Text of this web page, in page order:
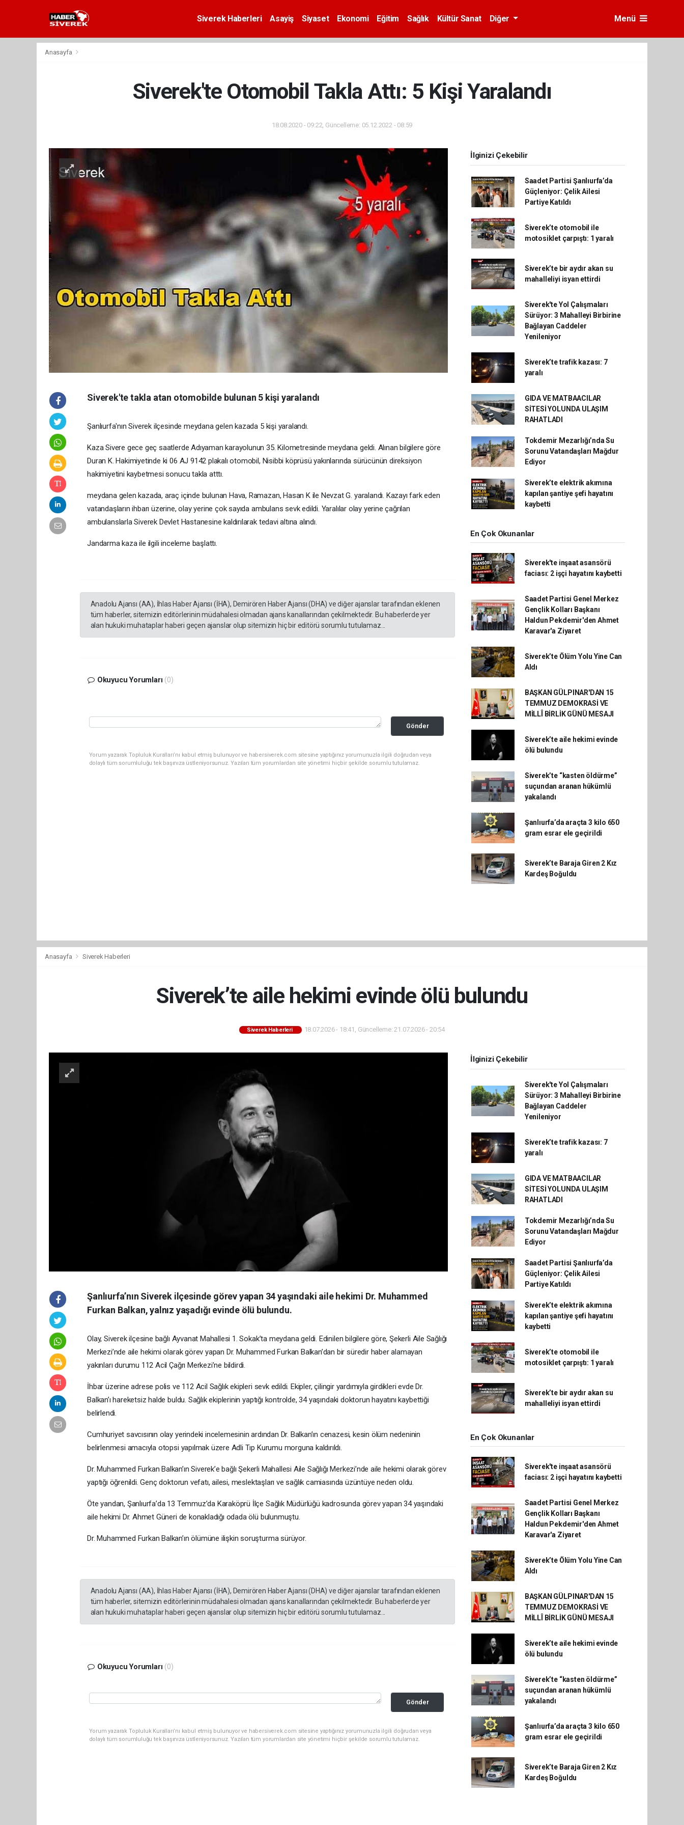
Siverek Haberleri Asayiş Siyaset Ekonomi Eğitim Sağlık Kültür Sanat Diğer Menü
Anasayfa
Siverek'te Otomobil Takla Attı: 5 Kişi Yaralandı
18.08.2020 - 09:22, Güncelleme: 05.12.2022 - 08:59
Siverek'te takla atan otomobilde bulunan 5 kişi yaralandı
Şanlıurfa'nın Siverek ilçesinde meydana gelen kazada 5 kişi yaralandı.
Kaza Sivere gece geç saatlerde Adıyaman karayolunun 35. Kilometresinde meydana geldi. Alınan bilgilere göre
Duran K. Hakimiyetinde ki 06 AJ 9142 plakalı otomobil, Nisibbi köprüsü yakınlarında sürücünün direksiyon
hakimiyetini kaybetmesi sonucu takla atttı.
meydana gelen kazada, araç içinde bulunan Hava, Ramazan, Hasan K ile Nevzat G. yaralandı. Kazayı fark eden
vatandaşların ihbarı üzerine, olay yerine çok sayıda ambulans sevk edildi. Yaralılar olay yerine çağrılan
ambulanslarla Siverek Devlet Hastanesine kaldırılarak tedavi altına alındı.
Jandarma kaza ile ilgili inceleme başlattı.
Anadolu Ajansı (AA), İhlas Haber Ajansı (İHA), Demirören Haber Ajansı (DHA) ve diğer ajanslar tarafından eklenen
tüm haberler, sitemizin editörlerinin müdahalesi olmadan ajans kanallarından çekilmektedir. Bu haberlerde yer
alan hukuki muhataplar haberi geçen ajanslar olup sitemizin hiç bir editörü sorumlu tutulamaz...
Okuyucu Yorumları (0)
Gönder
Yorum yazarak Topluluk Kuralları’nı kabul etmiş bulunuyor ve habersiverek.com sitesine yaptığınız yorumunuzla ilgili doğrudan veya
dolaylı tüm sorumluluğu tek başınıza üstleniyorsunuz. Yazılan tüm yorumlardan site yönetimi hiçbir şekilde sorumlu tutulamaz.
İlginizi Çekebilir
Saadet Partisi Şanlıurfa’da
Güçleniyor: Çelik Ailesi
Partiye Katıldı
Siverek’te otomobil ile
motosiklet çarpıştı: 1 yaralı
Siverek’te bir aydır akan su
mahalleliyi isyan ettirdi
Siverek'te Yol Çalışmaları
Sürüyor: 3 Mahalleyi Birbirine
Bağlayan Caddeler
Yenileniyor
Siverek’te trafik kazası: 7
yaralı
GIDA VE MATBAACILAR
SİTESİ YOLUNDA ULAŞIM
RAHATLADI
Tokdemir Mezarlığı’nda Su
Sorunu Vatandaşları Mağdur
Ediyor
Siverek’te elektrik akımına
kapılan şantiye şefi hayatını
kaybetti
En Çok Okunanlar
Siverek'te inşaat asansörü
faciası: 2 işçi hayatını kaybetti
Saadet Partisi Genel Merkez
Gençlik Kolları Başkanı
Haldun Pekdemir'den Ahmet
Karavar'a Ziyaret
Siverek’te Ölüm Yolu Yine Can
Aldı
BAŞKAN GÜLPINAR'DAN 15
TEMMUZ DEMOKRASİ VE
MİLLÎ BİRLİK GÜNÜ MESAJI
Siverek’te aile hekimi evinde
ölü bulundu
Siverek’te “kasten öldürme”
suçundan aranan hükümlü
yakalandı
Şanlıurfa’da araçta 3 kilo 650
gram esrar ele geçirildi
Siverek’te Baraja Giren 2 Kız
Kardeş Boğuldu
Anasayfa Siverek Haberleri
Siverek’te aile hekimi evinde ölü bulundu
Siverek Haberleri 18.07.2026 - 18:41, Güncelleme: 21.07.2026 - 20:54
Şanlıurfa’nın Siverek ilçesinde görev yapan 34 yaşındaki aile hekimi Dr. Muhammed
Furkan Balkan, yalnız yaşadığı evinde ölü bulundu.
Olay, Siverek ilçesine bağlı Ayvanat Mahallesi 1. Sokak’ta meydana geldi. Edinilen bilgilere göre, Şekerli Aile Sağlığı
Merkezi’nde aile hekimi olarak görev yapan Dr. Muhammed Furkan Balkan’dan bir süredir haber alamayan
yakınları durumu 112 Acil Çağrı Merkezi’ne bildirdi.
İhbar üzerine adrese polis ve 112 Acil Sağlık ekipleri sevk edildi. Ekipler, çilingir yardımıyla girdikleri evde Dr.
Balkan’ı hareketsiz halde buldu. Sağlık ekiplerinin yaptığı kontrolde, 34 yaşındaki doktorun hayatını kaybettiği
belirlendi.
Cumhuriyet savcısının olay yerindeki incelemesinin ardından Dr. Balkan’ın cenazesi, kesin ölüm nedeninin
belirlenmesi amacıyla otopsi yapılmak üzere Adli Tıp Kurumu morguna kaldırıldı.
Dr. Muhammed Furkan Balkan’ın Siverek’e bağlı Şekerli Mahallesi Aile Sağlığı Merkezi’nde aile hekimi olarak görev
yaptığı öğrenildi. Genç doktorun vefatı, ailesi, meslektaşları ve sağlık camiasında üzüntüye neden oldu.
Öte yandan, Şanlıurfa’da 13 Temmuz’da Karaköprü İlçe Sağlık Müdürlüğü kadrosunda görev yapan 34 yaşındaki
aile hekimi Dr. Ahmet Güneri de konakladığı odada ölü bulunmuştu.
Dr. Muhammed Furkan Balkan’ın ölümüne ilişkin soruşturma sürüyor.
Anadolu Ajansı (AA), İhlas Haber Ajansı (İHA), Demirören Haber Ajansı (DHA) ve diğer ajanslar tarafından eklenen
tüm haberler, sitemizin editörlerinin müdahalesi olmadan ajans kanallarından çekilmektedir. Bu haberlerde yer
alan hukuki muhataplar haberi geçen ajanslar olup sitemizin hiç bir editörü sorumlu tutulamaz...
Okuyucu Yorumları (0)
Gönder
Yorum yazarak Topluluk Kuralları’nı kabul etmiş bulunuyor ve habersiverek.com sitesine yaptığınız yorumunuzla ilgili doğrudan veya
dolaylı tüm sorumluluğu tek başınıza üstleniyorsunuz. Yazılan tüm yorumlardan site yönetimi hiçbir şekilde sorumlu tutulamaz.
İlginizi Çekebilir
Siverek'te Yol Çalışmaları
Sürüyor: 3 Mahalleyi Birbirine
Bağlayan Caddeler
Yenileniyor
Siverek’te trafik kazası: 7
yaralı
GIDA VE MATBAACILAR
SİTESİ YOLUNDA ULAŞIM
RAHATLADI
Tokdemir Mezarlığı’nda Su
Sorunu Vatandaşları Mağdur
Ediyor
Saadet Partisi Şanlıurfa’da
Güçleniyor: Çelik Ailesi
Partiye Katıldı
Siverek’te elektrik akımına
kapılan şantiye şefi hayatını
kaybetti
Siverek’te otomobil ile
motosiklet çarpıştı: 1 yaralı
Siverek’te bir aydır akan su
mahalleliyi isyan ettirdi
En Çok Okunanlar
Siverek'te inşaat asansörü
faciası: 2 işçi hayatını kaybetti
Saadet Partisi Genel Merkez
Gençlik Kolları Başkanı
Haldun Pekdemir'den Ahmet
Karavar'a Ziyaret
Siverek’te Ölüm Yolu Yine Can
Aldı
BAŞKAN GÜLPINAR'DAN 15
TEMMUZ DEMOKRASİ VE
MİLLÎ BİRLİK GÜNÜ MESAJI
Siverek’te aile hekimi evinde
ölü bulundu
Siverek’te “kasten öldürme”
suçundan aranan hükümlü
yakalandı
Şanlıurfa’da araçta 3 kilo 650
gram esrar ele geçirildi
Siverek’te Baraja Giren 2 Kız
Kardeş Boğuldu